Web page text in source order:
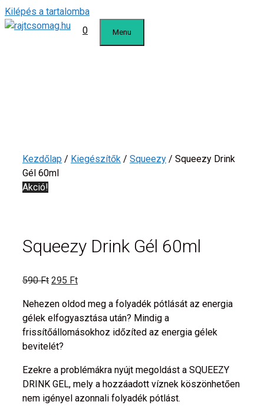
Kilépés a tartalomba
0
Menu
Kezdőlap / Kiegészítők / Squeezy / Squeezy Drink
Gél 60ml
Akció!
Squeezy Drink Gél 60ml
590Ft 295 Ft
Nehezen oldod meg a folyadék pótlását az energia
gélek elfogyasztása után? Mindig a
frissítőállomásokhoz időzíted az energia gélek
bevitelét?
Ezekre a problémákra nyújt megoldást a SQUEEZY
DRINK GEL, mely a hozzáadott víznek köszönhetően
nem igényel azonnali folyadék pótlást.